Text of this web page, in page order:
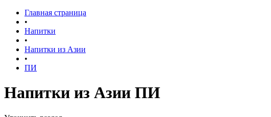
Главная страница
•
Напитки
•
Напитки из Азии
•
ПИ
Напитки из Азии ПИ